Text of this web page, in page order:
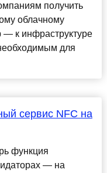
получить
облачному
— к инфраструктуре
для
сервис NFC на
функция
— на